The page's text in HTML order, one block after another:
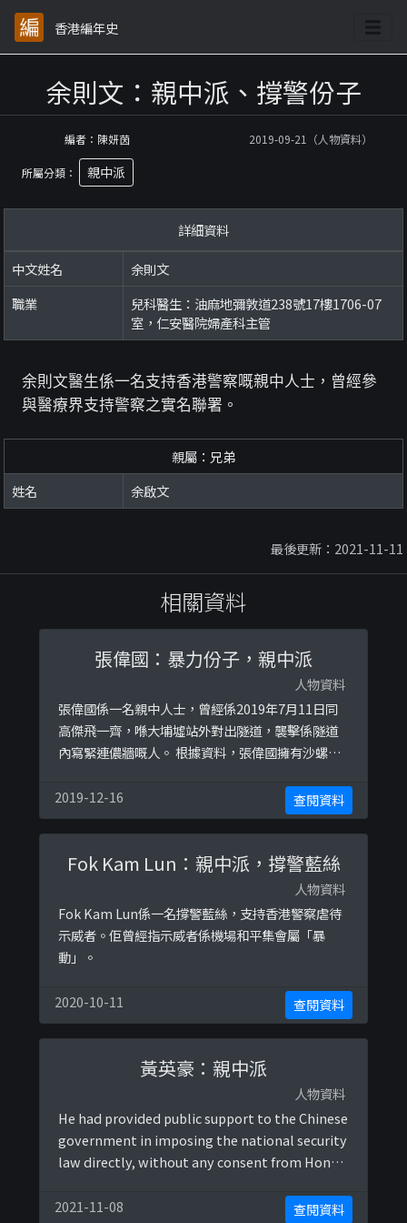
香港編年史
余則文：親中派、撐警份子
編者：陳妍茵 2019-09-21（人物資料）
所屬分類： 親中派
詳細資料
中文姓名
余則文
職業
兒科醫生：油麻地彌敦道238號17樓1706-07
室，仁安醫院婦產科主管
余則文醫生係一名支持香港警察嘅親中人士，曾經參
與醫療界支持警察之實名聯署。
親屬：兄弟
姓名
余啟文
最後更新：2021-11-11
相關資料
張偉國：暴力份子，親中派
人物資料
張偉國係一名親中人士，曾經係2019年7月11日同
高傑飛一齊，喺大埔墟站外對出隧道，襲擊係隧道
內寫緊連儂牆嘅人。 根據資料，張偉國擁有沙螺洞
破壞濕地，因此已經俾政府以「換地」形式強行停
止運作。
2019-12-16 查閱資料
Fok Kam Lun：親中派，撐警藍絲
人物資料
Fok Kam Lun係一名撐警藍絲，支持香港警察虐待
示威者。佢曾經指示威者係機場和平集會屬「暴
動」。
2020-10-11 查閱資料
黃英豪：親中派
人物資料
He had provided public support to the Chinese
government in imposing the national security
law directly, without any consent from Hong
港強行實施國家安全法，剝奪香港市民各項自由。
2021-11-08 查閱資料